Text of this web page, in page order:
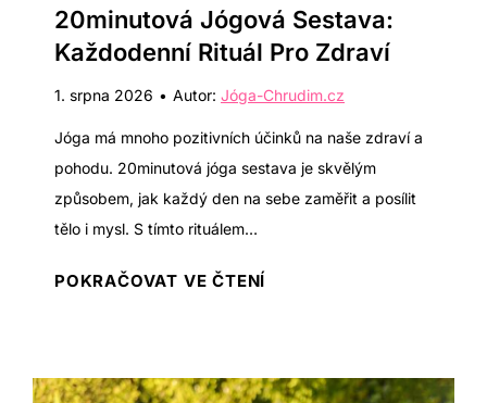
ě
t
e
x
m
1
0
k
u
š
e
,
20minutová Jógová Sestava:
Každodenní Rituál Pro Zdraví
1. srpna 2026 • Autor: Jóga-Chrudim.cz
Jóga má mnoho pozitivních účinků na naše zdraví a
pohodu. 20minutová jóga sestava je skvělým
způsobem, jak každý den na sebe zaměřit a posílit
tělo i mysl. S tímto rituálem…
POKRAČOVAT VE ČTENÍ